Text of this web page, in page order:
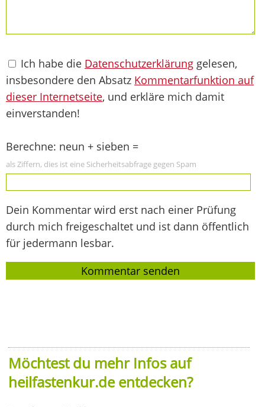
Ich habe die Datenschutzerklärung gelesen,
insbesondere den Absatz Kommentarfunktion auf
dieser Internetseite, und erkläre mich damit
einverstanden!
Berechne: neun + sieben =
als Ziffern, dies ist eine Sicherheitsabfrage gegen Spam
Dein Kommentar wird erst nach einer Prüfung
durch mich freigeschaltet und ist dann öffentlich
für jedermann lesbar.
Möchtest du mehr Infos auf
heilfastenkur.de entdecken?